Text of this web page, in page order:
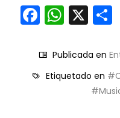
Facebook
X
Publicada en
Etiquetado en